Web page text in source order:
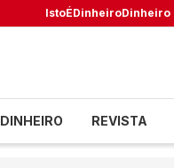
IstoÉDinheiroDinheiro
DINHEIRO REVISTA